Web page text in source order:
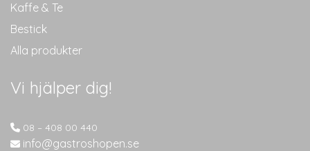
Kaffe & Te
Bestick
Alla produkter
Vi hjälper dig!
08 – 408 00 440
info@gastroshopen.se